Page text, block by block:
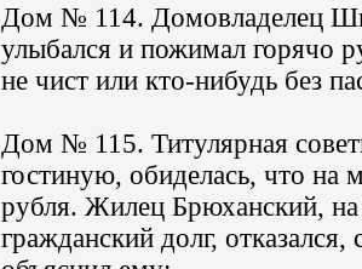
Дом № 114. Домовладелец
улыбался и пожимал горячо
не чист или кто-нибудь без
Дом № 115. Титулярная
гостиную, обиделась, что на
рубля. Жилец Брюханский, на
гражданский долг, отказался,